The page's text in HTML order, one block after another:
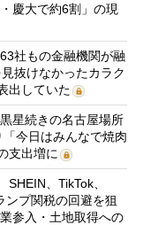
慶大で約6割」の現
社もの金融機関が融
抜けなかったカラク
出していた
星続きの名古屋場所
今日はみんなで焼肉
支出増に
、TikTok、
プ関税の回避を狙
参入・土地取得への